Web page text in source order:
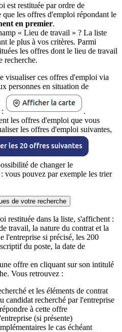
est restituée par ordre de
les offres d'emploi répondant le
en premier.
« Lieu de travail » ? La liste
le plus à vos critères. Parmi
les offres dont le lieu de travail
recherche.
visualiser ces offres d'emploi via
personnes en situation de
.
les offres d'emploi que vous
les offres d'emploi suivantes,
de changer le
vous pouvez par exemple les trier
de votre recherche
restituée dans la liste, s'affichent :
travail, la nature du contrat et la
l'entreprise si précisé, les 200
du poste, la date de
offre en cliquant sur son intitulé
Vous retrouvez :
et les éléments de contrat
candidat recherché par l'entreprise
à cette offre
(si présente)
le cas échéant